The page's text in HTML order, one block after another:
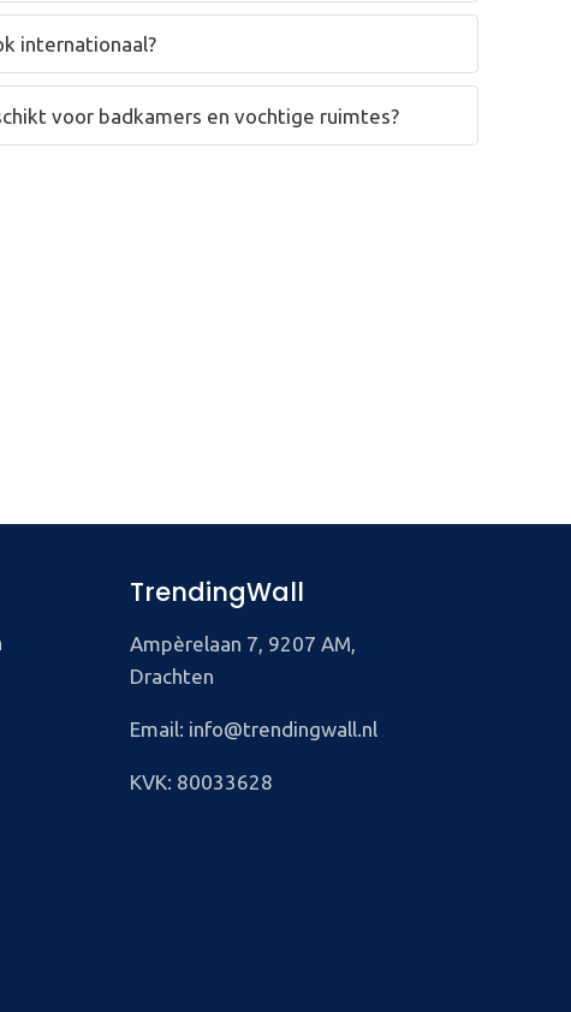
internationaal?
voor badkamers en vochtige ruimtes?
TrendingWall
Ampèrelaan 7, 9207 AM,
Drachten
Email: info@trendingwall.nl
KVK: 80033628